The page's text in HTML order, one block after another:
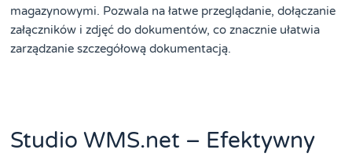
magazynowymi. Pozwala na łatwe przeglądanie, dołączanie
załączników i zdjęć do dokumentów, co znacznie ułatwia
zarządzanie szczegółową dokumentacją.
Studio WMS.net – Efektywny